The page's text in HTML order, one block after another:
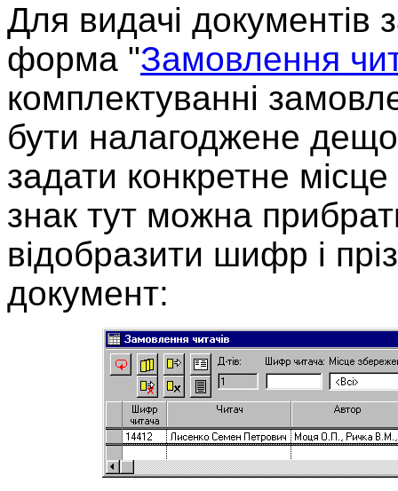
Для видачі документів
форма "Замовлення
комплектуванні
бути налагоджене
задати конкретне
знак тут можна
відобразити шифр і
документ: